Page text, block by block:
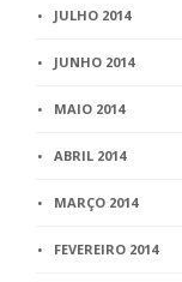
JULHO 2014
JUNHO 2014
MAIO 2014
ABRIL 2014
MARÇO 2014
FEVEREIRO 2014